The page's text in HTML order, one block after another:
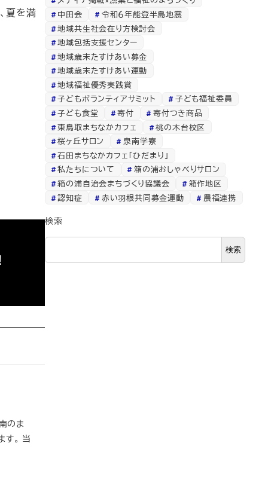
夏を満
のま
す。 当
中田会
令和６年能登半島地震
地域共生社会在り方検討会
地域包括支援センター
地域歳末たすけあい募金
地域歳末たすけあい運動
地域福祉優秀実践賞
子どもボランティアサミット
子ども福祉委員
子ども食堂
寄付
寄付つき商品
東鳥取まちなかカフェ
桃の木台校区
桜ヶ丘サロン
泉南学寮
石田まちなかカフェ「ひだまり」
私たちについて
箱の浦おしゃべりサロン
箱の浦自治会まちづくり協議会
箱作地区
認知症
赤い羽根共同募金運動 農福連携
検索
検索